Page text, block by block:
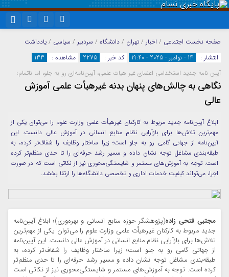
اینستاگرام
تلگرام
سروش
ایتا
واتساپ
نام کاربری یا نشانی ایمیل
رمز عبور
مرا به خاطر بسپار
صفحه نخست اجتماعی / اخبار / تهران / دانشگاه / سردبیر / سیاسی / یادداشت
انتشار :
14 - نوامبر - 2025 - 19:40 کد خبر : 2275 مشاهده :
133
آیین نامه جدید استخدامی اعضای غیر هیات علمی، آیین‌نامه‌ای رو به جلو، اما ناتمام؛
نگاهی به چالش‌های پنهان بدنه غیرهیأت علمی آموزش
عالی
ابلاغ آیین‌نامه جدید مربوط به کارکنان غیرهیأت علمی وزارت علوم را می‌توان یکی از
مهم‌ترین تلاش‌ها برای بازآرایی نظام منابع انسانی در آموزش عالی دانست. این
آیین‌نامه از جهاتی گامی رو به جلو است؛ زیرا ساختار وظایف را شفاف‌تر کرده، به
طبقه‌بندی مشاغل توجه نشان داده و مسیر رشد حرفه‌ای را تا حدی منظم‌تر کرده
است. توجه به آموزش‌های مستمر و شایستگی‌محوری نیز از نکاتی است که در صورت
اجرا، می‌تواند کیفیت خدمات اداری و تخصصی دانشگاه‌ها را ارتقا بخشد.
مجتبی فتحی زاده(پژوهشگر حوزه منابع انسانی و بهره‌وری)؛ ابلاغ آیین‌نامه
جدید مربوط به کارکنان غیرهیأت علمی وزارت علوم را می‌توان یکی از مهم‌ترین
تلاش‌ها برای بازآرایی نظام منابع انسانی در آموزش عالی دانست. این آیین‌نامه
از جهاتی گامی رو به جلو است؛ زیرا ساختار وظایف را شفاف‌تر کرده، به
طبقه‌بندی مشاغل توجه نشان داده و مسیر رشد حرفه‌ای را تا حدی منظم‌تر
کرده است. توجه به آموزش‌های مستمر و شایستگی‌محوری نیز از نکاتی است